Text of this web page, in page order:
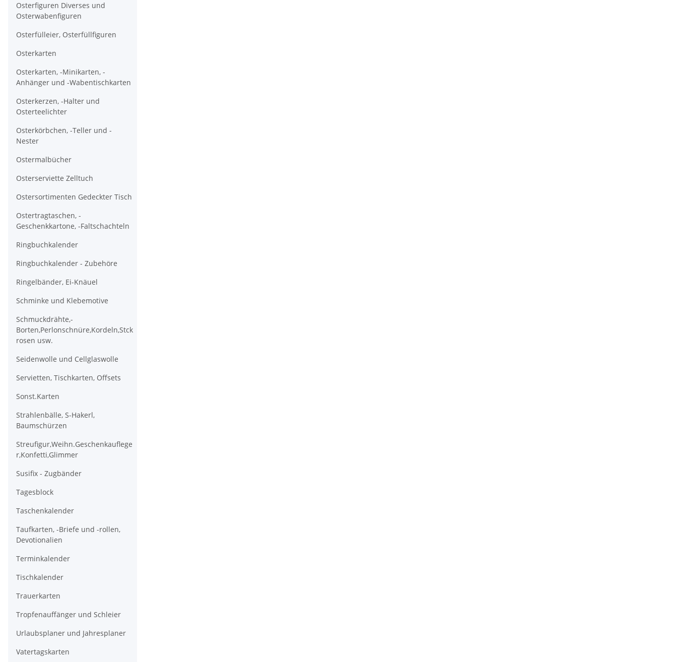
Osterfiguren Diverses und
Osterwabenfiguren
Osterfülleier, Osterfüllfiguren
Osterkarten
Osterkarten, -Minikarten, -
Anhänger und -Wabentischkarten
Osterkerzen, -Halter und
Osterteelichter
Osterkörbchen, -Teller und -
Nester
Ostermalbücher
Osterserviette Zelltuch
Ostersortimenten Gedeckter Tisch
Ostertragtaschen, -
Geschenkkartone, -Faltschachteln
Ringbuchkalender
Ringbuchkalender - Zubehöre
Ringelbänder, Ei-Knäuel
Schminke und Klebemotive
Schmuckdrähte,-
Borten,Perlonschnüre,Kordeln,Stck
rosen usw.
Seidenwolle und Cellglaswolle
Servietten, Tischkarten, Offsets
Sonst.Karten
Strahlenbälle, S-Hakerl,
Baumschürzen
Streufigur,Weihn.Geschenkauflege
r,Konfetti,Glimmer
Susifix - Zugbänder
Tagesblock
Taschenkalender
Taufkarten, -Briefe und -rollen,
Devotionalien
Terminkalender
Tischkalender
Trauerkarten
Tropfenauffänger und Schleier
Urlaubsplaner und Jahresplaner
Vatertagskarten